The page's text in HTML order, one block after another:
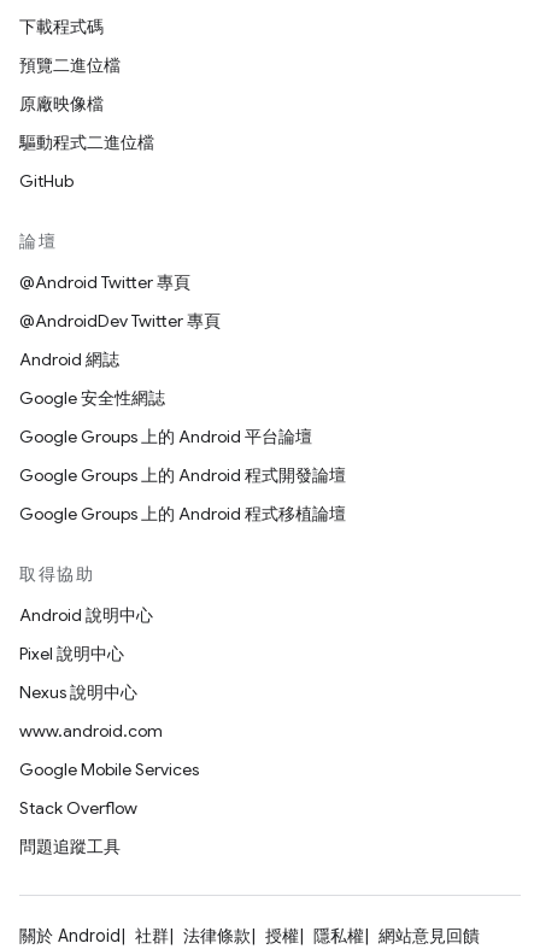
下載程式碼
預覽二進位檔
原廠映像檔
驅動程式二進位檔
GitHub
論壇
@Android Twitter 專頁
@AndroidDev Twitter 專頁
Android 網誌
Google 安全性網誌
Google Groups 上的 Android 平台論壇
Google Groups 上的 Android 程式開發論壇
Google Groups 上的 Android 程式移植論壇
取得協助
Android 說明中心
Pixel 說明中心
Nexus 說明中心
www.android.com
Google Mobile Services
Stack Overflow
問題追蹤工具
關於 Android 社群 法律條款 授權 隱私權
網站意見回饋